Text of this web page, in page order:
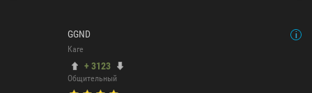
GGND
Каге
+ 3123
Общительный